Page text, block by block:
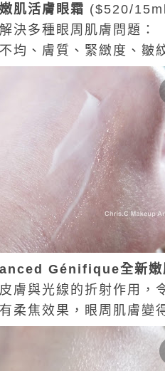
肌活膚眼霜 ($520/
決多種眼周肌膚問題：
均、膚質、緊緻度、皺
Génifique全新
膚與光線的折射作用，
柔焦效果，眼周肌膚變